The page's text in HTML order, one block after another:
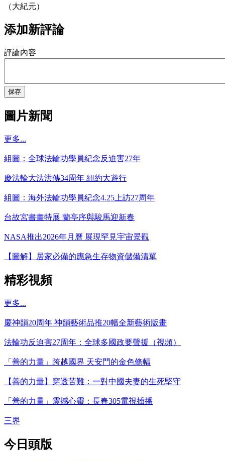
（大紀元）
添加新評論
評論內容
保存
圖片新聞
更多...
組圖：全球法輪功學員紀念反迫害27年
慶法輪大法洪傳34周年 紐約大遊行
組圖：海外法輪功學員紀念4.25上訪27周年
台故宮書畫特展 蘭亭序與駿馬迎新春
NASA推出2026年月曆 展現罕見宇宙景觀
【圖解】居家必備的應急生存物資儲備清單
精彩視頻
更多...
慶神韻20周年 神韻藝術品推20幅全新藝術版畫
法輪功反迫害27周年：全球多國政要聲援（視頻）
「善的力量」跨越國界 天安門的金色條幅
【善的力量】穿透苦難：一對中國夫妻的生死堅守
「善的力量」震撼心靈：長春305電視插播
三界
今日頭版